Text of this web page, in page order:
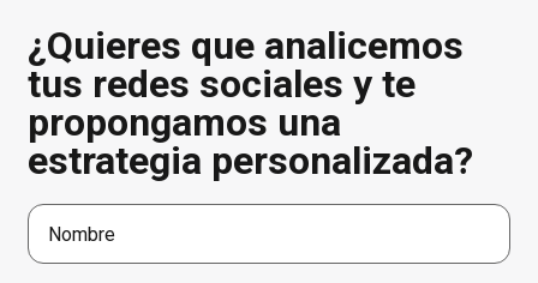
¿Quieres que analicemos
tus redes sociales y te
propongamos una
estrategia personalizada?